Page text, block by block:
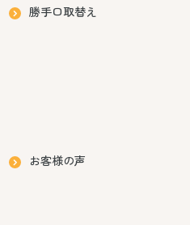
勝手口取替え
お客様の声